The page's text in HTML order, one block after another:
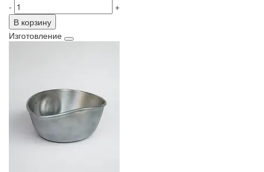
-
+
В корзину
Изготовление